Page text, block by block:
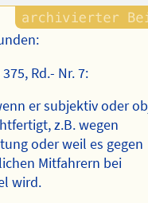
Rd.- Nr. 7:
er subjektiv oder
z.B. wegen
oder weil es gegen
Mitfahrern bei
wird.